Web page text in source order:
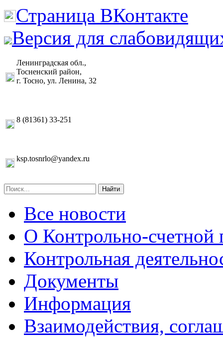
Страница ВКонтакте
Версия для
Ленинградская обл.,
Тосненский район,
г. Тосно, ул. Ленина, 32
8 (81361) 33-251
ksp.tosnrlo@yandex.ru
Найти
Все новости
О Контрольно-счетной
Контрольная
Документы
Информация
Взаимодействия,